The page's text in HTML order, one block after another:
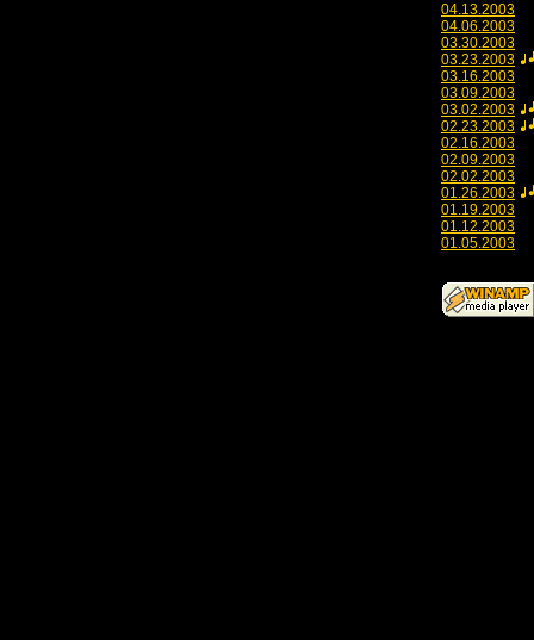
04.13.2003
04.06.2003
03.30.2003
03.23.2003
03.16.2003
03.09.2003
03.02.2003
02.23.2003
02.16.2003
02.09.2003
02.02.2003
01.26.2003
01.19.2003
01.12.2003
01.05.2003